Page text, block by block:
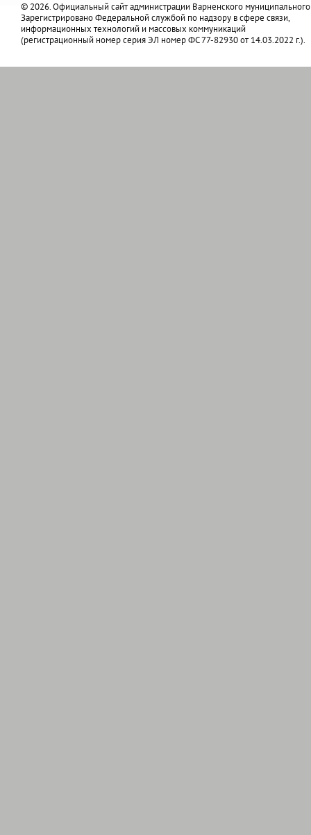
© 2026. Официальный сайт администрации Варненского муниципального
Зарегистрировано Федеральной службой по надзору в сфере связи,
информационных технологий и массовых коммуникаций
(регистрационный номер серия ЭЛ номер ФС 77-82930 от 14.03.2022 г.).